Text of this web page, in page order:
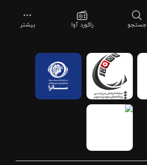
جستجو راکورد آوا بیشتر